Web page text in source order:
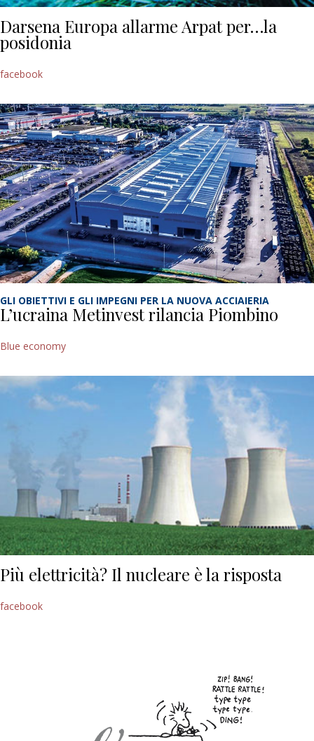
Darsena Europa allarme Arpat per…la
posidonia
facebook
GLI OBIETTIVI E GLI IMPEGNI PER LA NUOVA ACCIAIERIA
L’ucraina Metinvest rilancia Piombino
Blue economy
Più elettricità? Il nucleare è la risposta
facebook